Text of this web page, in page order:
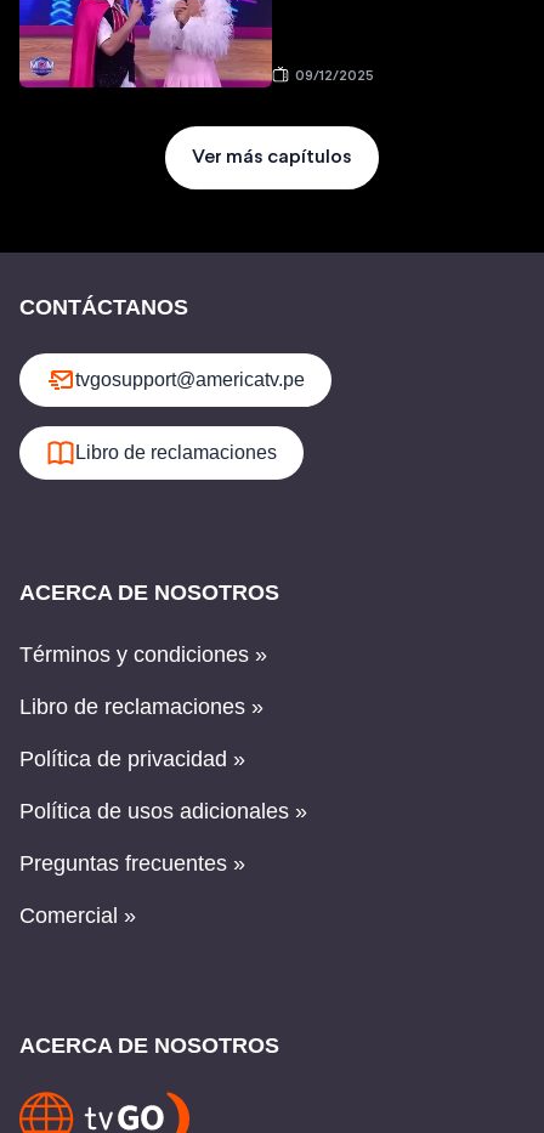
09/12/2025
Ver más capítulos
CONTÁCTANOS
tvgosupport@americatv.pe
Libro de reclamaciones
ACERCA DE NOSOTROS
Términos y condiciones »
Libro de reclamaciones »
Política de privacidad »
Política de usos adicionales »
Preguntas frecuentes »
Comercial »
ACERCA DE NOSOTROS